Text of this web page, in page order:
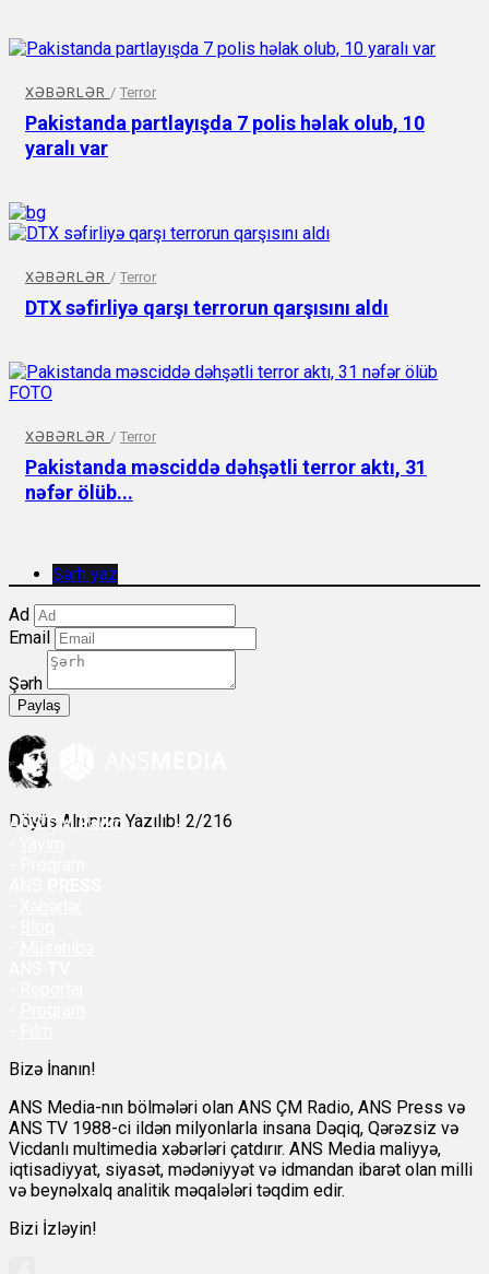
XƏBƏRLƏR / Terror
Pakistanda partlayışda 7 polis həlak olub, 10
yaralı var
XƏBƏRLƏR / Terror
DTX səfirliyə qarşı terrorun qarşısını aldı
XƏBƏRLƏR / Terror
Pakistanda məsciddə dəhşətli terror aktı, 31
nəfər ölüb...
Şərh yaz
Ad
Email
Şərh
Paylaş
Döyüş Alnınıza Yazılıb! 2/216
ANSÇM Radio
Bizə İnanın!
ANS Media-nın bölmələri olan ANS ÇM Radio, ANS Press və
ANS TV 1988-ci ildən milyonlarla insana Dəqiq, Qərəzsiz və
Vicdanlı multimedia xəbərləri çatdırır. ANS Media maliyyə,
iqtisadiyyat, siyasət, mədəniyyət və idmandan ibarət olan milli
və beynəlxalq analitik məqalələri təqdim edir.
Bizi İzləyin!